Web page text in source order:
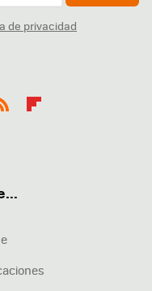
de privacidad